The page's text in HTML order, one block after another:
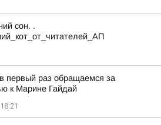
сон. .
первый раз обращаемся за
к Марине Гайдай
18:21